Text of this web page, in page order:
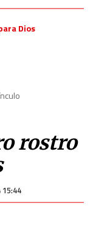
Dios
rostro